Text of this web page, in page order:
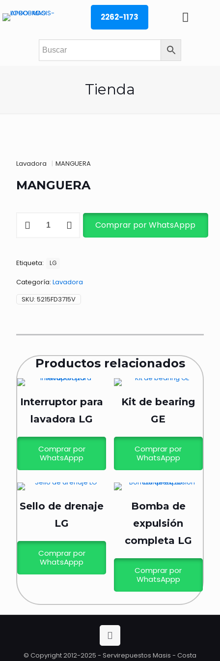
2262-1173
Tienda
Lavadora | MANGUERA
MANGUERA
cantidad
Comprar por WhatsAppp
Etiqueta: LG
Categoría: Lavadora
SKU: 5215FD3715V
Productos relacionados
Interruptor para
lavadora LG
Comprar por
WhatsAppp
Kit de bearing
GE
Comprar por
WhatsAppp
Sello de drenaje
LG
Comprar por
WhatsAppp
Bomba de
expulsión
completa LG
Comprar por
WhatsAppp
© Copyright 2012-2025 - Servirepuestos Masis - Costa